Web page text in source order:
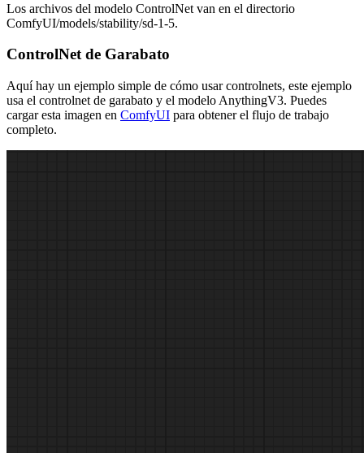
Los archivos del modelo ControlNet van en el directorio
ComfyUI/models/stability/sd-1-5.
ControlNet de Garabato
Aquí hay un ejemplo simple de cómo usar controlnets, este ejemplo
usa el controlnet de garabato y el modelo AnythingV3. Puedes
cargar esta imagen en ComfyUI para obtener el flujo de trabajo
completo.